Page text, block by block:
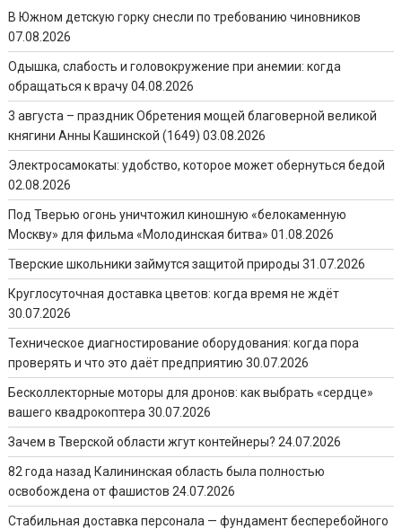
В Южном детскую горку снесли по требованию чиновников
07.08.2026
Одышка, слабость и головокружение при анемии: когда
обращаться к врачу 04.08.2026
3 августа – праздник Обретения мощей благоверной великой
княгини Анны Кашинской (1649) 03.08.2026
Электросамокаты: удобство, которое может обернуться бедой
02.08.2026
Под Тверью огонь уничтожил киношную «белокаменную
Москву» для фильма «Молодинская битва» 01.08.2026
Тверские школьники займутся защитой природы 31.07.2026
Круглосуточная доставка цветов: когда время не ждёт
30.07.2026
Техническое диагностирование оборудования: когда пора
проверять и что это даёт предприятию 30.07.2026
Бесколлекторные моторы для дронов: как выбрать «сердце»
вашего квадрокоптера 30.07.2026
Зачем в Тверской области жгут контейнеры? 24.07.2026
82 года назад Калининская область была полностью
освобождена от фашистов 24.07.2026
Стабильная доставка персонала — фундамент бесперебойного